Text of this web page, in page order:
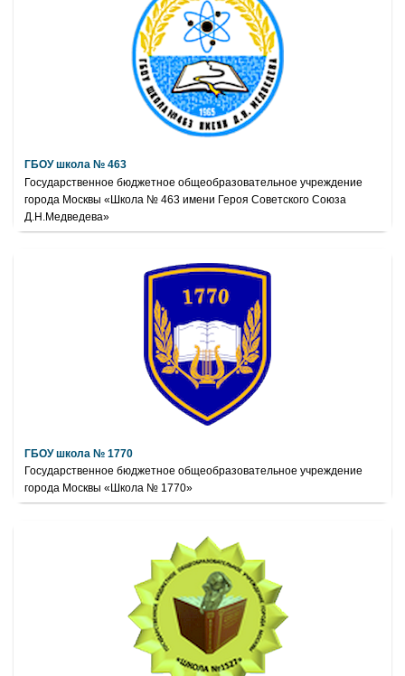
ГБОУ школа № 463
Государственное бюджетное общеобразовательное учреждение
города Москвы «Школа № 463 имени Героя Советского Союза
Д.Н.Медведева»
ГБОУ школа № 1770
Государственное бюджетное общеобразовательное учреждение
города Москвы «Школа № 1770»